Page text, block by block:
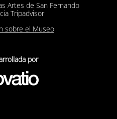
Artes de San Fernando
Tripadvisor
sobre el Museo
por